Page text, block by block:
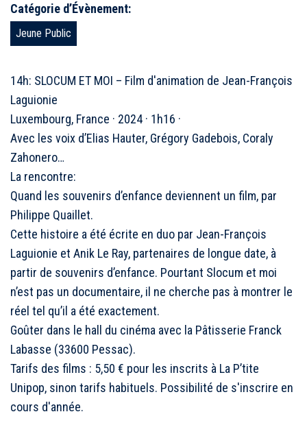
Catégorie d’Évènement:
Jeune Public
14h: SLOCUM ET MOI – Film d'animation de Jean-François
Laguionie
Luxembourg, France · 2024 · 1h16 ·
Avec les voix d’Elias Hauter, Grégory Gadebois, Coraly
Zahonero…
La rencontre:
Quand les souvenirs d’enfance deviennent un film, par
Philippe Quaillet.
Cette histoire a été écrite en duo par Jean-François
Laguionie et Anik Le Ray, partenaires de longue date, à
partir de souvenirs d’enfance. Pourtant Slocum et moi
n’est pas un documentaire, il ne cherche pas à montrer le
réel tel qu’il a été exactement.
Goûter dans le hall du cinéma avec la Pâtisserie Franck
Labasse (33600 Pessac).
Tarifs des films : 5,50 € pour les inscrits à La P’tite
Unipop, sinon tarifs habituels. Possibilité de s'inscrire en
cours d'année.